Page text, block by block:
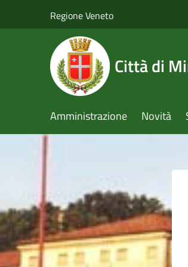
Regione Veneto
Città di
Amministrazione Novità